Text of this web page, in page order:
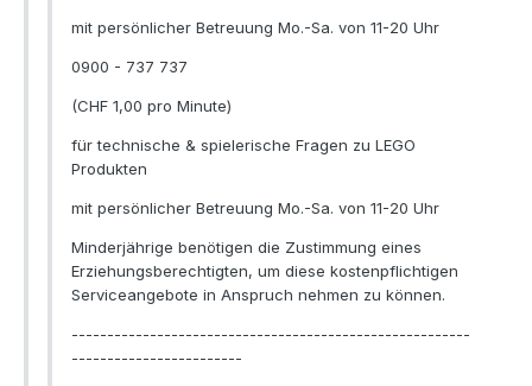
mit persönlicher Betreuung Mo.-Sa. von 11-20 Uhr
0900 - 737 737
(CHF 1,00 pro Minute)
für technische & spielerische Fragen zu LEGO
Produkten
mit persönlicher Betreuung Mo.-Sa. von 11-20 Uhr
Minderjährige benötigen die Zustimmung eines
Erziehungsberechtigten, um diese kostenpflichtigen
Serviceangebote in Anspruch nehmen zu können.
--------------------------------------------------------
------------------------